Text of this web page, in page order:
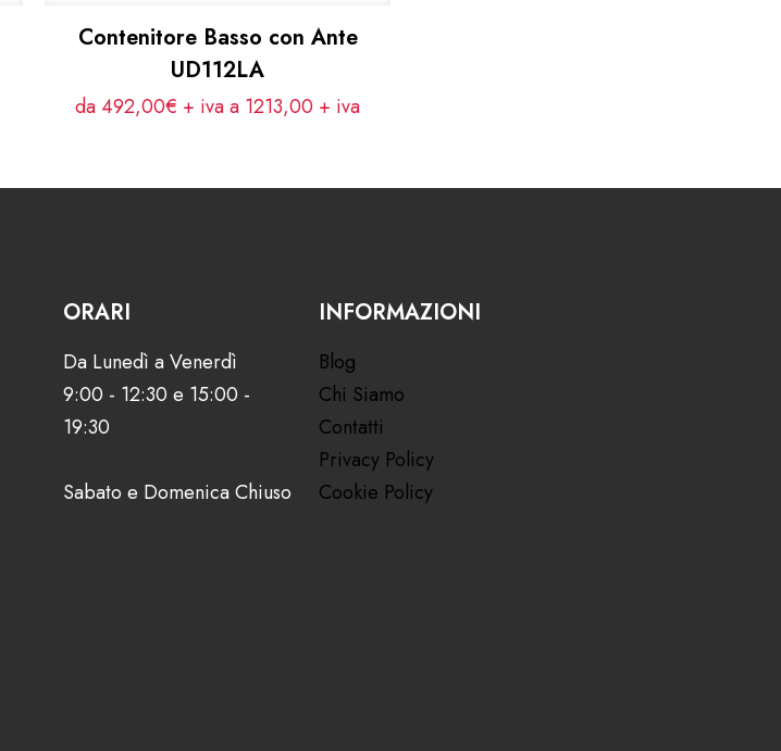
Contenitore Basso con Ante
UD112LA
da 492,00€ + iva a 1213,00 + iva
ORARI
Da Lunedì a Venerdì
9:00 - 12:30 e 15:00 -
19:30
Sabato e Domenica Chiuso
INFORMAZIONI
Blog
Chi Siamo
Contatti
Privacy Policy
Cookie Policy